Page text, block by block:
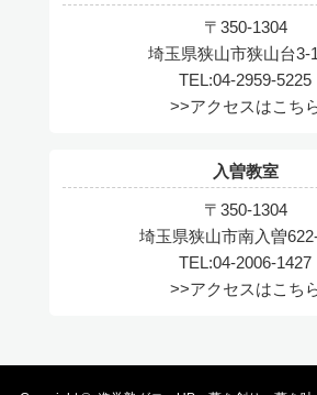
〒350-1304
埼玉県狭山市狭山台3-
TEL:04-2959-5225
>>アクセスはこち
入曽教室
〒350-1304
埼玉県狭山市南入曽
TEL:04-2006-1427
>>アクセスはこち